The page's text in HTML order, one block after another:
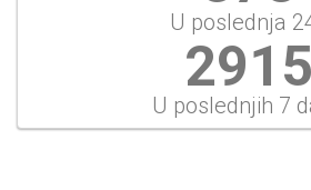
U poslednja
3123
U poslednjih 7